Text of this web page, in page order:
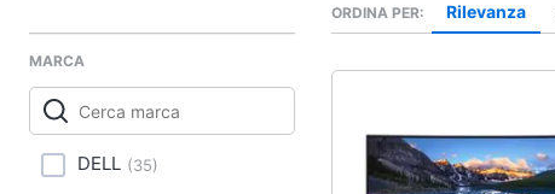
Clima
Arredo
MARCA
DELL (35)
ORDINA PER Rilevanza